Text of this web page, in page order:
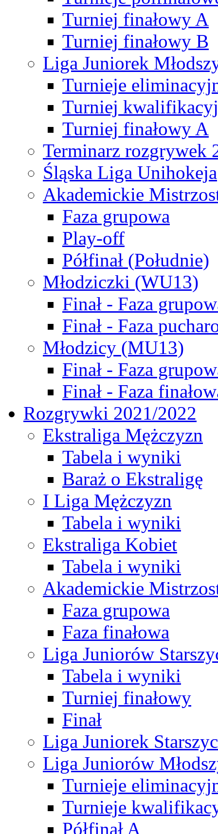
Turniej finałowy A
Turniej finałowy B
Liga Juniorek
Turnieje
Turniej
Turniej finałowy A
Terminarz rozgrywek
Śląska Liga Unihokeja
Akademickie
Faza grupowa
Play-off
Półfinał (Południe)
Młodziczki (WU13)
Finał - Faza
Finał - Faza
Młodzicy (MU13)
Finał - Faza
Finał - Faza
Rozgrywki 2021/2022
Ekstraliga Mężczyzn
Tabela i wyniki
Baraż o Ekstraligę
I Liga Mężczyzn
Tabela i wyniki
Ekstraliga Kobiet
Tabela i wyniki
Akademickie
Faza grupowa
Faza finałowa
Liga Juniorów
Tabela i wyniki
Turniej finałowy
Finał
Liga Juniorek
Liga Juniorów
Turnieje
Turnieje
Półfinał A